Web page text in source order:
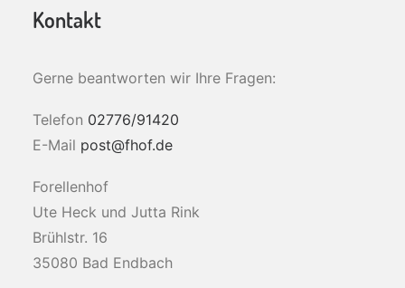
Kontakt
Gerne beantworten wir Ihre Fragen:
Telefon 02776/91420
E-Mail post@fhof.de
Forellenhof
Ute Heck und Jutta Rink
Brühlstr. 16
35080 Bad Endbach